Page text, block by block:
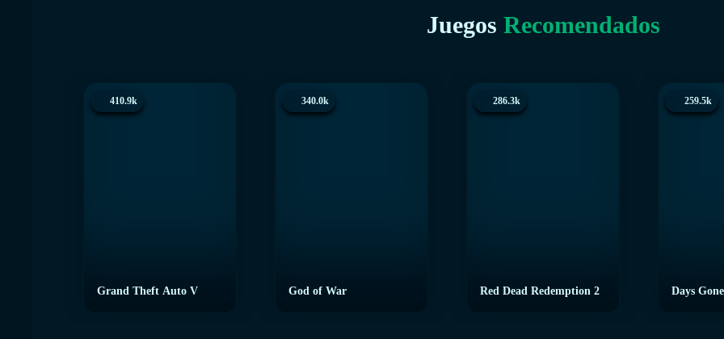
Juegos Recomendados
410.9k
Grand Theft Auto V
340.0k
God of War
286.3k
Red Dead Redemption 2
259.5k
Days